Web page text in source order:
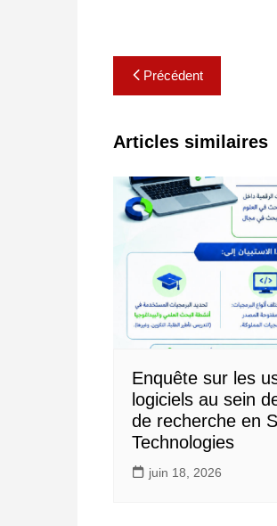
Navigation
de
l’article
Précédent
Articles similaires
Enquête sur les
logiciels au sein
de recherche en
Technologies
juin 18, 2026